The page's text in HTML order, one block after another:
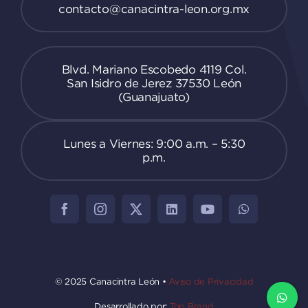
contacto@canacintra-leon.org.mx
Blvd. Mariano Escobedo 4119 Col.
San Isidro de Jerez 37530 León
(Guanajuato)
Lunes a Viernes: 9:00 a.m. – 5:30
p.m.
© 2025 Canacintra León • Aviso de Privacidad